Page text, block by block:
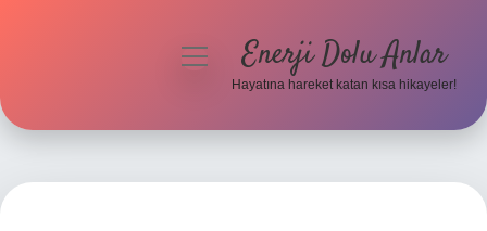
menüyüEnerji Dolu Anlar
Hayatına hareket katan kısa hikayeler!